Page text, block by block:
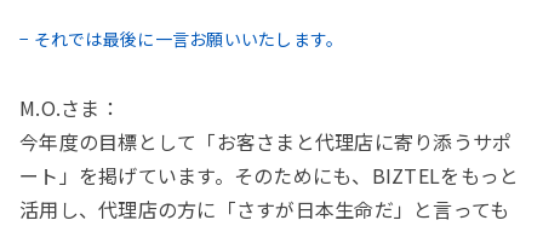
− それでは最後に一言お願いいたします。
M.O.さま：
今年度の目標として「お客さまと代理店に寄り添うサポ
ート」を掲げています。そのためにも、BIZTELをもっと
活用し、代理店の方に「さすが日本生命だ」と言っても